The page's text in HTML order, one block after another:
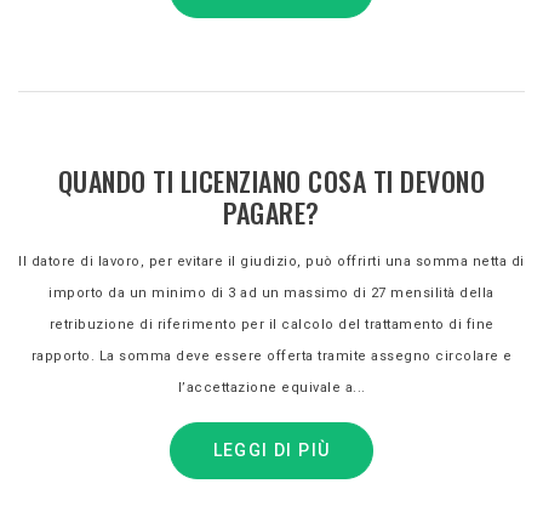
QUANDO TI LICENZIANO COSA TI DEVONO
PAGARE?
Il datore di lavoro, per evitare il giudizio, può offrirti una somma netta di
importo da un minimo di 3 ad un massimo di 27 mensilità della
retribuzione di riferimento per il calcolo del trattamento di fine
rapporto. La somma deve essere offerta tramite assegno circolare e
l’accettazione equivale a...
LEGGI DI PIÙ